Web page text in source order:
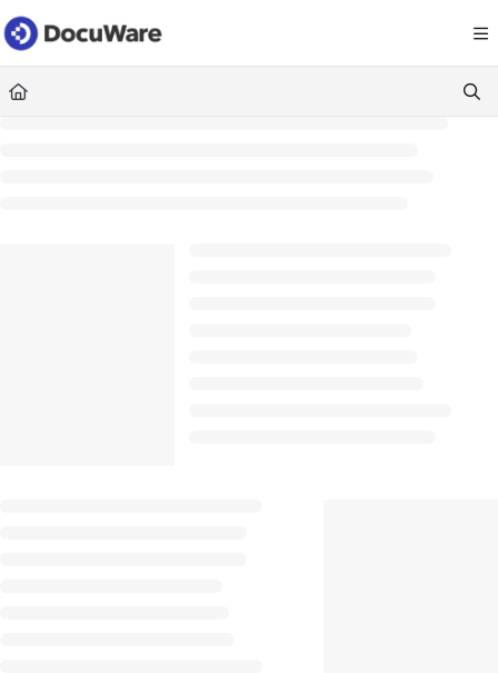
Documentation Index
Fetch the complete documentation index at: https://
Use this file to discover all available pages before exploring further.